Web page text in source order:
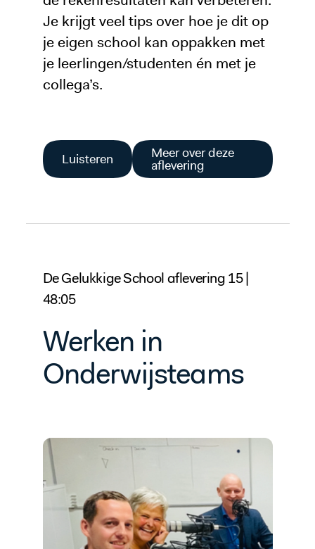
Je krijgt veel tips over hoe je dit op
je eigen school kan oppakken met
je leerlingen/studenten én met je
collega’s.
Luisteren Meer over deze
aflevering
De Gelukkige School aflevering 15 |
48:05
Werken in
Onderwijsteams